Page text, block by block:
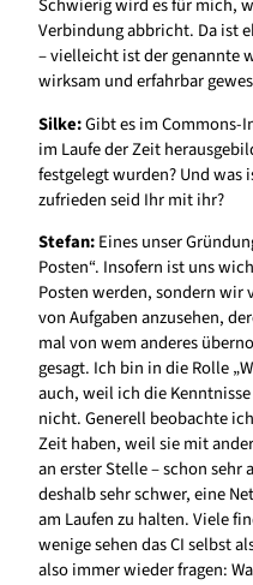
Schwierig wird es für mich,
Verbindung abbricht. Da ist
– vielleicht ist der genannte
wirksam und erfahrbar
Silke:Gibt es im
im Laufe der Zeit
festgelegt wurden? Und was
zufrieden seid Ihr mit ihr?
Stefan:Eines unser
Posten“. Insofern ist uns
Posten werden, sondern wir
von Aufgaben anzusehen,
mal von wem anderes
gesagt. Ich bin in die Rolle
auch, weil ich die
nicht. Generell beobachte
Zeit haben, weil sie mit
an erster Stelle – schon sehr
deshalb sehr schwer, eine
am Laufen zu halten. Viele
wenige sehen das CI selbst
also immer wieder fragen: